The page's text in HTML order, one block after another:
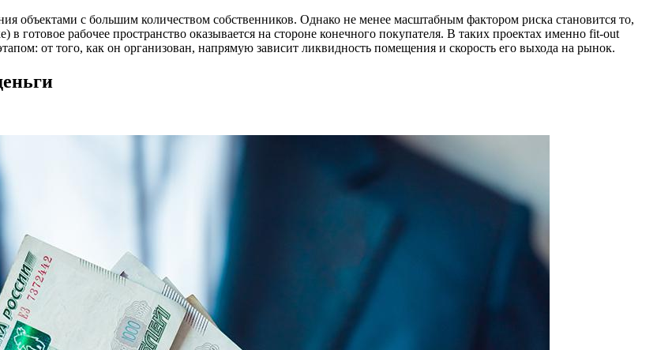
объектами с большим количеством собственников. Однако не менее масштабным фактором риска становится то,
готовое рабочее пространство оказывается на стороне конечного покупателя. В таких проектах именно fit-out
от того, как он организован, напрямую зависит ликвидность помещения и скорость его выхода на рынок.